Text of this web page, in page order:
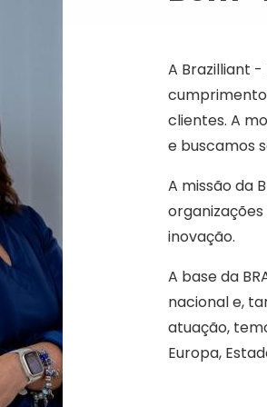
A Brazilliant
clientes. A
e buscamos
A missão da
inovação.
A base da
nacional e,
atuação,
Europa,